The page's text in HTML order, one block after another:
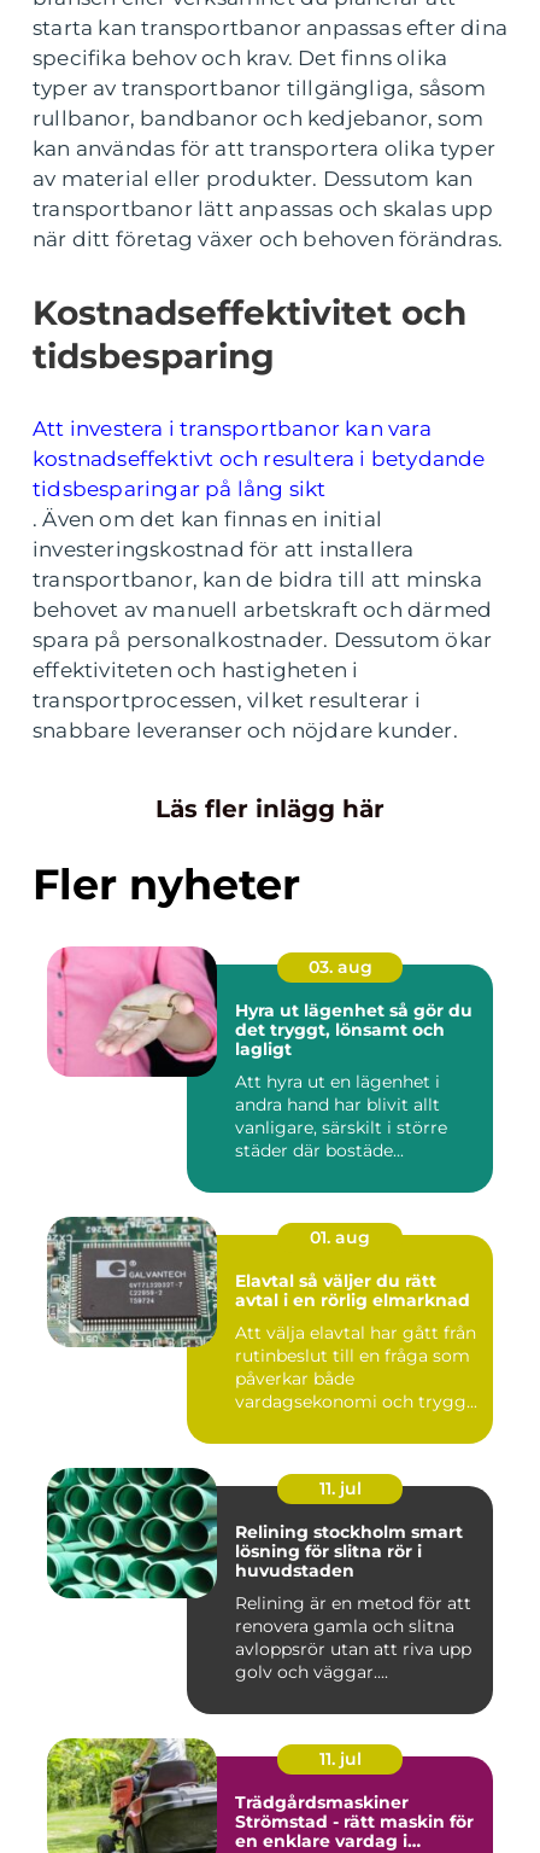
starta kan transportbanor anpassas efter dina
specifika behov och krav. Det finns olika
typer av transportbanor tillgängliga, såsom
rullbanor, bandbanor och kedjebanor, som
kan användas för att transportera olika typer
av material eller produkter. Dessutom kan
transportbanor lätt anpassas och skalas upp
när ditt företag växer och behoven förändras.
Kostnadseffektivitet och
tidsbesparing
Att investera i transportbanor kan vara
kostnadseffektivt och resultera i betydande
tidsbesparingar på lång sikt
. Även om det kan finnas en initial
investeringskostnad för att installera
transportbanor, kan de bidra till att minska
behovet av manuell arbetskraft och därmed
spara på personalkostnader. Dessutom ökar
effektiviteten och hastigheten i
transportprocessen, vilket resulterar i
snabbare leveranser och nöjdare kunder.
Läs fler inlägg här
Fler nyheter
03. aug
Hyra ut lägenhet så gör du
det tryggt, lönsamt och
lagligt
Att hyra ut en lägenhet i
andra hand har blivit allt
vanligare, särskilt i större
städer där bostäde...
01. aug
Elavtal så väljer du rätt
avtal i en rörlig elmarknad
Att välja elavtal har gått från
rutinbeslut till en fråga som
påverkar både
vardagsekonomi och trygg...
11. jul
Relining stockholm smart
lösning för slitna rör i
huvudstaden
Relining är en metod för att
renovera gamla och slitna
avloppsrör utan att riva upp
golv och väggar....
11. jul
Trädgårdsmaskiner
Strömstad - rätt maskin för
en enklare vardag i